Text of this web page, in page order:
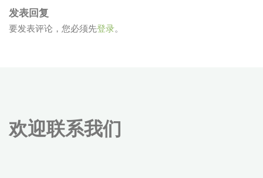
发表回复
要发表评论，您必须先登录。
欢迎联系我们